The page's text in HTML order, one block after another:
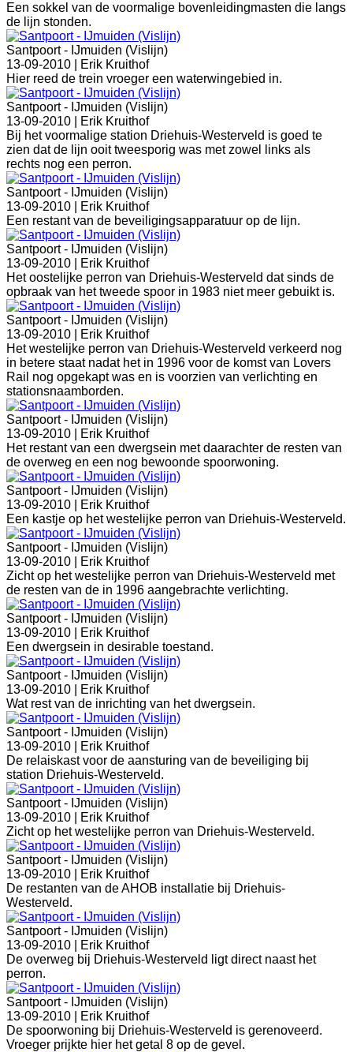
Een sokkel van de voormalige bovenleidingmasten die langs
de lijn stonden.
Santpoort - IJmuiden (Vislijn)
13-09-2010 |
Erik Kruithof
Hier reed de trein vroeger een waterwingebied in.
Santpoort - IJmuiden (Vislijn)
13-09-2010 |
Erik Kruithof
Bij het voormalige station Driehuis-Westerveld is goed te
zien dat de lijn ooit tweesporig was met zowel links als
rechts nog een perron.
Santpoort - IJmuiden (Vislijn)
13-09-2010 |
Erik Kruithof
Een restant van de beveiligingsapparatuur op de lijn.
Santpoort - IJmuiden (Vislijn)
13-09-2010 |
Erik Kruithof
Het oostelijke perron van Driehuis-Westerveld dat sinds de
opbraak van het tweede spoor in 1983 niet meer gebuikt is.
Santpoort - IJmuiden (Vislijn)
13-09-2010 |
Erik Kruithof
Het westelijke perron van Driehuis-Westerveld verkeerd nog
in betere staat nadat het in 1996 voor de komst van Lovers
Rail nog opgekapt was en is voorzien van verlichting en
stationsnaamborden.
Santpoort - IJmuiden (Vislijn)
13-09-2010 |
Erik Kruithof
Het restant van een dwergsein met daarachter de resten van
de overweg en een nog bewoonde spoorwoning.
Santpoort - IJmuiden (Vislijn)
13-09-2010 |
Erik Kruithof
Een kastje op het westelijke perron van Driehuis-Westerveld.
Santpoort - IJmuiden (Vislijn)
13-09-2010 |
Erik Kruithof
Zicht op het westelijke perron van Driehuis-Westerveld met
de resten van de in 1996 aangebrachte verlichting.
Santpoort - IJmuiden (Vislijn)
13-09-2010 |
Erik Kruithof
Een dwergsein in desirable toestand.
Santpoort - IJmuiden (Vislijn)
13-09-2010 |
Erik Kruithof
Wat rest van de inrichting van het dwergsein.
Santpoort - IJmuiden (Vislijn)
13-09-2010 |
Erik Kruithof
De relaiskast voor de aansturing van de beveiliging bij
station Driehuis-Westerveld.
Santpoort - IJmuiden (Vislijn)
13-09-2010 |
Erik Kruithof
Zicht op het westelijke perron van Driehuis-Westerveld.
Santpoort - IJmuiden (Vislijn)
13-09-2010 |
Erik Kruithof
De restanten van de AHOB installatie bij Driehuis-
Westerveld.
Santpoort - IJmuiden (Vislijn)
13-09-2010 |
Erik Kruithof
De overweg bij Driehuis-Westerveld ligt direct naast het
perron.
Santpoort - IJmuiden (Vislijn)
13-09-2010 |
Erik Kruithof
De spoorwoning bij Driehuis-Westerveld is gerenoveerd.
Vroeger prijkte hier het getal 8 op de gevel.